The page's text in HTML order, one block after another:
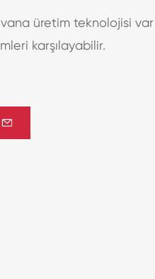
üretim teknolojisi
karşılayabilir.
